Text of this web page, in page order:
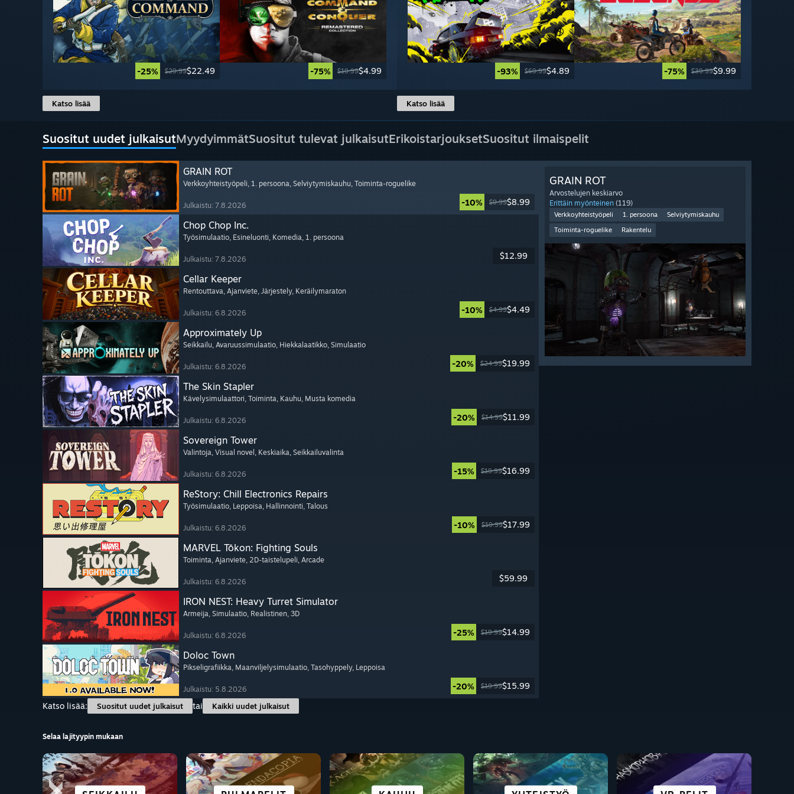
-25% $29.99$22.49 -75% $19.99$4.99
Katso lisää
-93% $69.99$4.89 -75% $39.99$9.99
Katso lisää
Suositut uudet julkaisutMyydyimmätSuositut tulevat julkaisutErikoistarjouksetSuositut ilmaispelit
GRAIN ROT
Verkkoyhteistyöpeli, 1. persoona, Selviytymiskauhu, Toiminta-roguelike
Julkaistu: 7.8.2026 -10% $9.99$8.99
Chop Chop Inc.
Työsimulaatio, Esineluonti, Komedia, 1. persoona
Julkaistu: 7.8.2026 $12.99
Cellar Keeper
Rentouttava, Ajanviete, Järjestely, Keräilymaraton
Julkaistu: 6.8.2026 -10% $4.99$4.49
Approximately Up
Seikkailu, Avaruussimulaatio, Hiekkalaatikko, Simulaatio
Julkaistu: 6.8.2026 -20% $24.99$19.99
The Skin Stapler
Kävelysimulaattori, Toiminta, Kauhu, Musta komedia
Julkaistu: 6.8.2026 -20% $14.99$11.99
Sovereign Tower
Valintoja, Visual novel , Keskiaika, Seikkailuvalinta
Julkaistu: 6.8.2026 -15% $19.99$16.99
ReStory: Chill Electronics Repairs
Työsimulaatio, Leppoisa, Hallinnointi, Talous
Julkaistu: 6.8.2026 -10% $19.99$17.99
MARVEL Tōkon: Fighting Souls
Toiminta, Ajanviete, 2D-taistelupeli, Arcade
Julkaistu: 6.8.2026 $59.99
IRON NEST: Heavy Turret Simulator
Armeija, Simulaatio, Realistinen, 3D
Julkaistu: 6.8.2026 -25% $19.99$14.99
Doloc Town
Pikseligrafiikka, Maanviljelysimulaatio, Tasohyppely, Leppoisa
Julkaistu: 5.8.2026 -20% $19.99$15.99
Katso lisää:
Suositut uudet julkaisut tai Kaikki uudet julkaisut
GRAIN ROT
Arvostelujen keskiarvo
Erittäin myönteinen (119)
Verkkoyhteistyöpeli 1. persoona
Selviytymiskauhu
Toiminta-roguelike
Rakentelu
Selaa lajityypin mukaan
TOIMII HYVIN
SCIFI JA KAUPUNKI JA